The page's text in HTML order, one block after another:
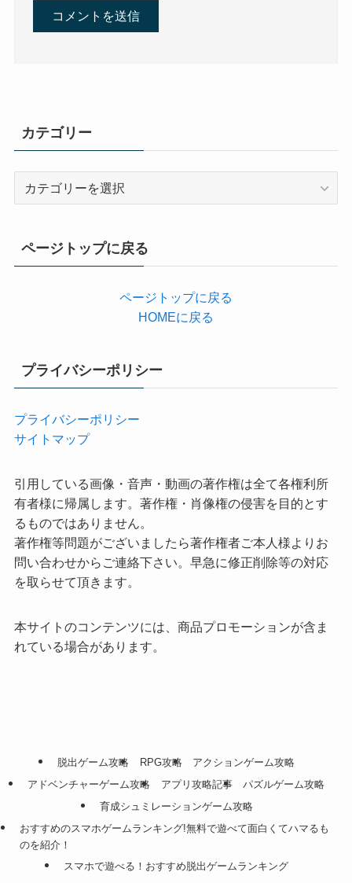
カテゴリー
ページトップに戻る
ページトップに戻る
HOMEに戻る
プライバシーポリシー
プライバシーポリシー
サイトマップ
引用している画像・音声・動画の著作権は全て各権利所
有者様に帰属します。著作権・肖像権の侵害を目的とす
るものではありません。
著作権等問題がございましたら著作権者ご本人様よりお
問い合わせからご連絡下さい。早急に修正削除等の対応
を取らせて頂きます。
本サイトのコンテンツには、商品プロモーションが含ま
れている場合があります。
脱出ゲーム攻略 RPG攻略
アクションゲーム攻略
アドベンチャーゲーム攻略
アプリ攻略記事
パズルゲーム攻略
育成シュミレーションゲーム攻略
おすすめのスマホゲームランキング!無料で遊べて面白くてハマるも
のを紹介！
スマホで遊べる！おすすめ脱出ゲームランキング